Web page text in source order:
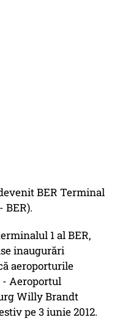
BER Terminal
1 al BER,
inaugurări
aeroporturile
- Aeroportul
Willy Brandt
pe 3 iunie 2012.